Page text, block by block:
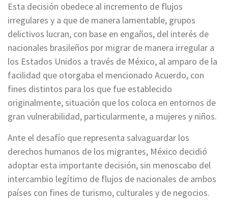
Esta decisión obedece al incremento de flujos
irregulares y a que de manera lamentable, grupos
delictivos lucran, con base en engaños, del interés de
nacionales brasileños por migrar de manera irregular a
los Estados Unidos a través de México, al amparo de la
facilidad que otorgaba el mencionado Acuerdo, con
fines distintos para los que fue establecido
originalmente, situación que los coloca en entornos de
gran vulnerabilidad, particularmente, a mujeres y niños.
Ante el desafío que representa salvaguardar los
derechos humanos de los migrantes, México decidió
adoptar esta importante decisión, sin menoscabo del
intercambio legítimo de flujos de nacionales de ambos
países con fines de turismo, culturales y de negocios.